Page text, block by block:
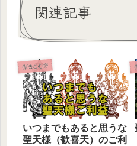
関連記事
作法と心得
いつまでもあると思うな
聖天様（歓喜天）のご利